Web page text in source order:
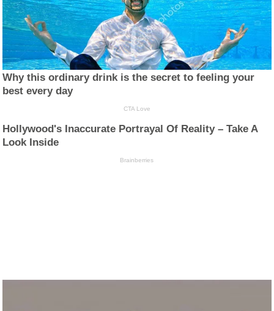
Why this ordinary drink is the secret to feeling your
best every day
CTA Love
Hollywood's Inaccurate Portrayal Of Reality – Take A
Look Inside
Brainberries